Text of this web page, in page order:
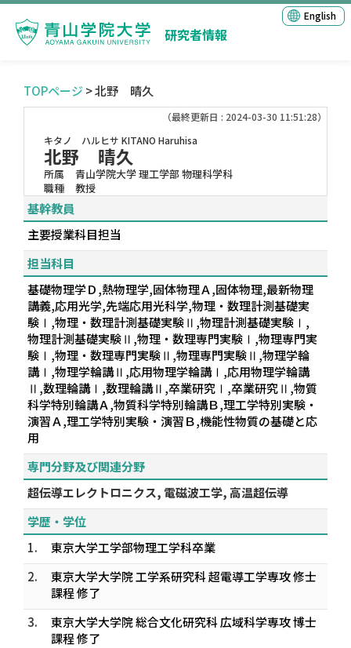
研究者情報
English
TOPページ > 北野 晴久
（最終更新日 : 2024-03-30 11:51:28）
キタノ ハルヒサ KITANO Haruhisa
北野 晴久
所属
青山学院大学 理工学部 物理科学科
職種
教授
基幹教員
主要授業科目担当
担当科目
基礎物理学Ｄ,熱物理学,固体物理Ａ,固体物理,最新物理
講義,応用光学,先端応用光科学,物理・数理計測基礎実
験Ⅰ,物理・数理計測基礎実験Ⅱ,物理計測基礎実験Ⅰ,
物理計測基礎実験Ⅱ,物理・数理専門実験Ⅰ,物理専門実
験Ⅰ,物理・数理専門実験Ⅱ,物理専門実験Ⅱ,物理学輪
講Ⅰ,物理学輪講Ⅱ,応用物理学輪講Ⅰ,応用物理学輪講
Ⅱ,数理輪講Ⅰ,数理輪講Ⅱ,卒業研究Ⅰ,卒業研究Ⅱ,物質
科学特別輪講Ａ,物質科学特別輪講Ｂ,理工学特別実験・
演習Ａ,理工学特別実験・演習Ｂ,機能性物質の基礎と応
用
専門分野及び関連分野
超伝導エレクトロニクス, 電磁波工学, 高温超伝導
学歴・学位
1.
東京大学工学部物理工学科卒業
2.
東京大学大学院 工学系研究科 超電導工学専攻 修士
課程 修了
3.
東京大学大学院 総合文化研究科 広域科学専攻 博士
課程 修了